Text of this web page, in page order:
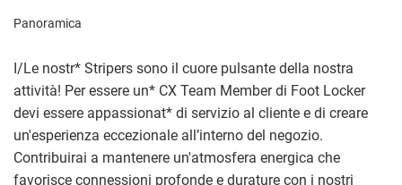
Panoramica
I/Le nostr* Stripers sono il cuore pulsante della nostra
attività! Per essere un* CX Team Member di Foot Locker
devi essere appassionat* di servizio al cliente e di creare
un'esperienza eccezionale all’interno del negozio.
Contribuirai a mantenere un'atmosfera energica che
favorisce connessioni profonde e durature con i nostri